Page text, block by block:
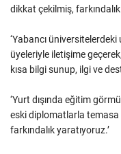
dikkat çekilmiş, farkındalık
‘Yabancı
üyeleriyle iletişime
kısa bilgi sunup, ilgi ve
‘Yurt dışında eğitim
eski diplomatlarla temasa
farkındalık yaratıyoruz.’